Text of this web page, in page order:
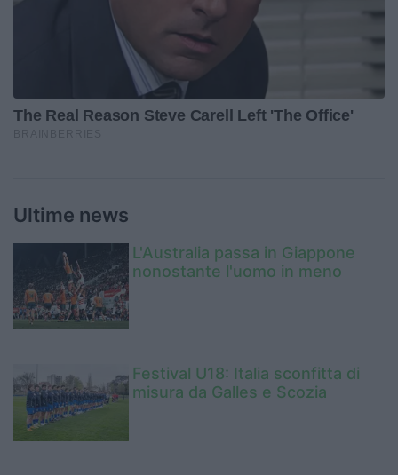
Ultime news
L'Australia passa in Giappone
nonostante l'uomo in meno
Festival U18: Italia sconfitta di
misura da Galles e Scozia